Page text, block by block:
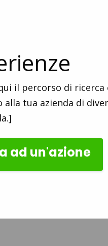
il percorso di ricerca
alla tua azienda di
ad un'azione